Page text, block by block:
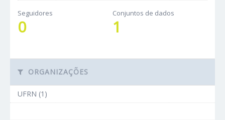
Seguidores
0
Conjuntos de dados
1
ORGANIZAÇÕES
UFRN (1)